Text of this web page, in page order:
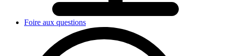
Foire aux questions